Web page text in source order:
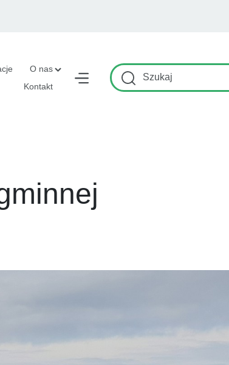
O nas
Kontakt
Szukaj